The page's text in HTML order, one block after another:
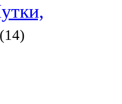
(14)